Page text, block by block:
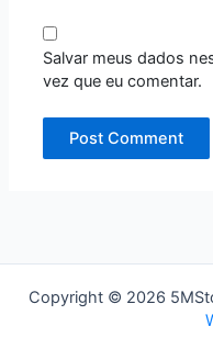
Salvar meus dados
vez que eu comentar.
Copyright © 2026